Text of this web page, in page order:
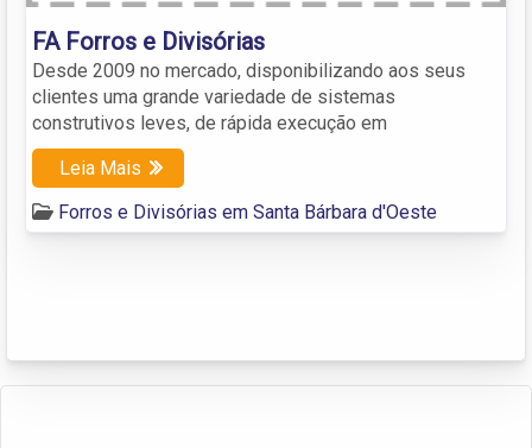
FA Forros e Divisórias
Desde 2009 no mercado, disponibilizando aos seus
clientes uma grande variedade de sistemas
construtivos leves, de rápida execução em
Leia Mais
Forros e Divisórias em Santa Bárbara d'Oeste